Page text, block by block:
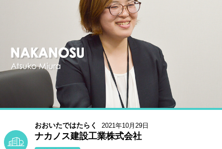
おおいたではたらく 2021年10月29日
ナカノス建設工業株式会社